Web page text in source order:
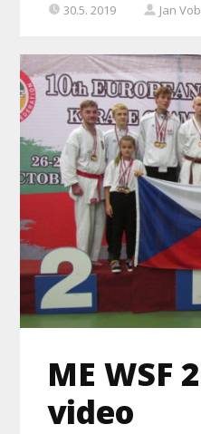
30.5. 2019 Jan
ME WSF
video